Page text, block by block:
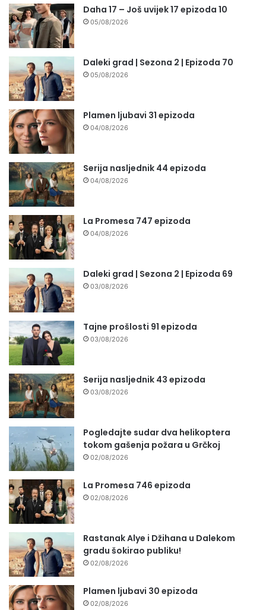
Daha 17 – Još uvijek 17 epizoda 10
05/08/2026
Daleki grad | Sezona 2 | Epizoda 70
05/08/2026
Plamen ljubavi 31 epizoda
04/08/2026
Serija nasljednik 44 epizoda
04/08/2026
La Promesa 747 epizoda
04/08/2026
Daleki grad | Sezona 2 | Epizoda 69
03/08/2026
Tajne prošlosti 91 epizoda
03/08/2026
Serija nasljednik 43 epizoda
03/08/2026
Pogledajte sudar dva helikoptera
tokom gašenja požara u Grčkoj
02/08/2026
La Promesa 746 epizoda
02/08/2026
Rastanak Alye i Džihana u Dalekom
gradu šokirao publiku!
02/08/2026
Plamen ljubavi 30 epizoda
02/08/2026